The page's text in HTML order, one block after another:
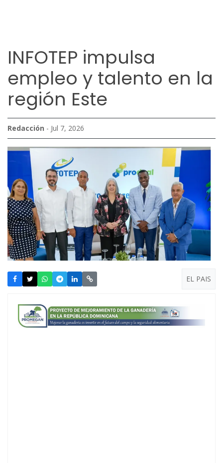
INFOTEP impulsa
empleo y talento en la
región Este
Redacción - Jul 7, 2026
EL PAIS